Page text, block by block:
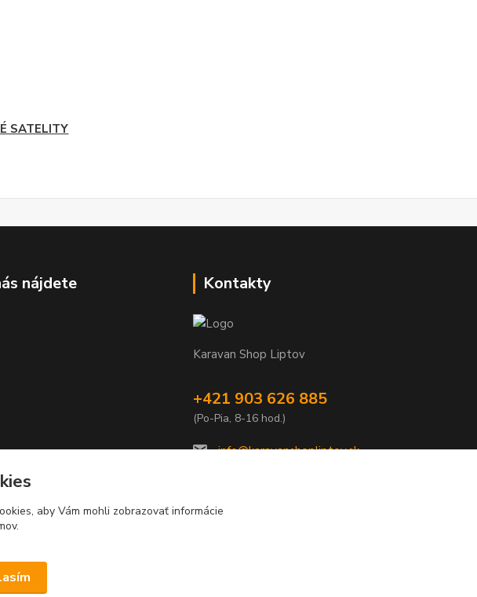
SATELITY
nájdete Kontakty
Karavan Shop Liptov
+421 903 626 885
(Po-Pia, 8-16 hod.)
info@karavanshopliptov.sk
aby Vám mohli zobrazovať informácie